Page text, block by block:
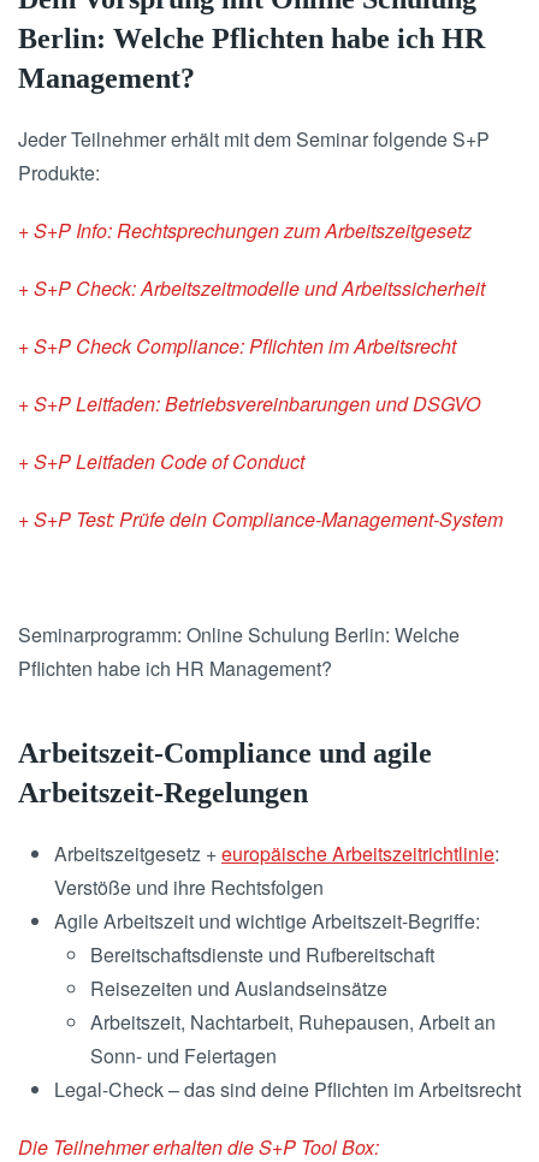
Berlin: Welche Pflichten habe ich HR
Management?
Jeder Teilnehmer erhält mit dem Seminar folgende S+P
Produkte:
+ S+P Info: Rechtsprechungen zum Arbeitszeitgesetz
+ S+P Check: Arbeitszeitmodelle und Arbeitssicherheit
+ S+P Check Compliance: Pflichten im Arbeitsrecht
+ S+P Leitfaden: Betriebsvereinbarungen und DSGVO
+ S+P Leitfaden Code of Conduct
+ S+P Test: Prüfe dein Compliance-Management-System
Seminarprogramm: Online Schulung Berlin: Welche
Pflichten habe ich HR Management?
Arbeitszeit-Compliance und agile
Arbeitszeit-Regelungen
Arbeitszeitgesetz +europäische Arbeitszeitrichtlinie:
Verstöße und ihre Rechtsfolgen
Agile Arbeitszeit und wichtige Arbeitszeit-Begriffe:
Bereitschaftsdienste und Rufbereitschaft
Reisezeiten und Auslandseinsätze
Arbeitszeit, Nachtarbeit, Ruhepausen, Arbeit an
Sonn- und Feiertagen
Legal-Check – das sind deine Pflichten im Arbeitsrecht
Die Teilnehmer erhalten die S+P Tool Box: